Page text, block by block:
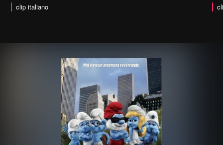
clip italiano